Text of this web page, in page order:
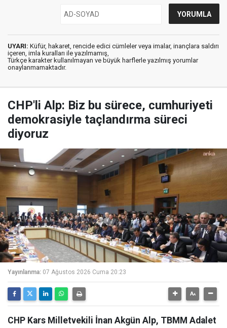
UYARI: Küfür, hakaret, rencide edici cümleler veya imalar, inançlara saldırı
içeren, imla kuralları ile yazılmamış,
Türkçe karakter kullanılmayan ve büyük harflerle yazılmış yorumlar
onaylanmamaktadır.
CHP'li Alp: Biz bu sürece, cumhuriyeti
demokrasiyle taçlandırma süreci
diyoruz
Yayınlanma: 07 Ağustos 2026 Cuma 20:23
CHP Kars Milletvekili İnan Akgün Alp, TBMM Adalet